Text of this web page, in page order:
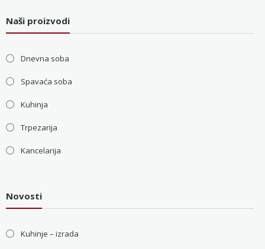
Naši proizvodi
Dnevna soba
Spavaća soba
Kuhinja
Trpezarija
Kancelarija
Novosti
Kuhinje – izrada